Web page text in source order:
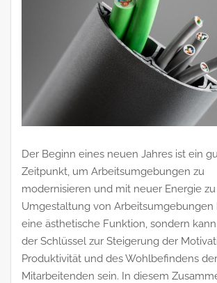
Der Beginn eines neuen Jahres ist ein
Zeitpunkt, um Arbeitsumgebungen zu
modernisieren und mit neuer Energie
Umgestaltung von Arbeitsumgebungen
eine ästhetische Funktion, sondern
der Schlüssel zur Steigerung der
Produktivität und des Wohlbefindens der
Mitarbeitenden sein. In diesem